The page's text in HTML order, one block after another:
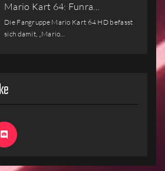
Mario Kart 64: Funra…
Die Fangruppe Mario Kart 64 HD befasst
sich damit, „Mario…